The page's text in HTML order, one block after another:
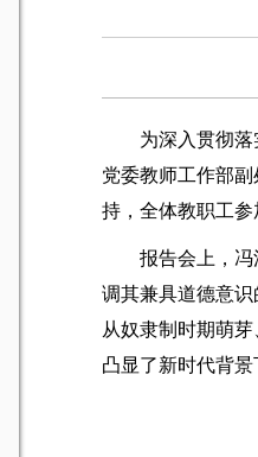
为深入贯彻
党委教师工作部
持，全体教职工
报告会上，
调其兼具道德意
从奴隶制时期萌
凸显了新时代背